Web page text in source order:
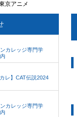
京アニメ
カレッジ専門学
レ】CAT伝説2024
カレッジ専門学